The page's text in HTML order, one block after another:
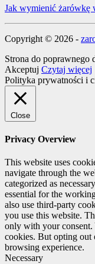
Jak wymienić żarówkę
Copyright © 2026 -
Strona do poprawnego
Akceptuj Czytaj więcej
Polityka prywatności i
Close
Privacy Overview
This website uses
navigate through the
categorized as
essential for the
also use third-party
you use this website.
only with your consent.
cookies. But opting out
browsing experience.
Necessary